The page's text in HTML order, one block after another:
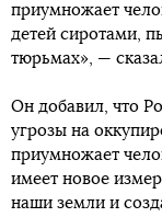
приумножает
детей сиротами,
тюрьмах», —
Он добавил, что
угрозы на
приумножает
имеет новое
наши земли и